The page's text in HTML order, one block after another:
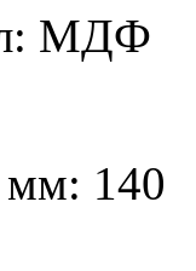
МДФ
мм: 140